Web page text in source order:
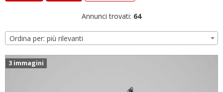
Annunci trovati: 64
Ordina per: più rilevanti
3 immagini